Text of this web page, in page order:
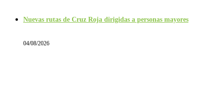
Nuevas rutas de Cruz Roja dirigidas a personas mayores
04/08/2026